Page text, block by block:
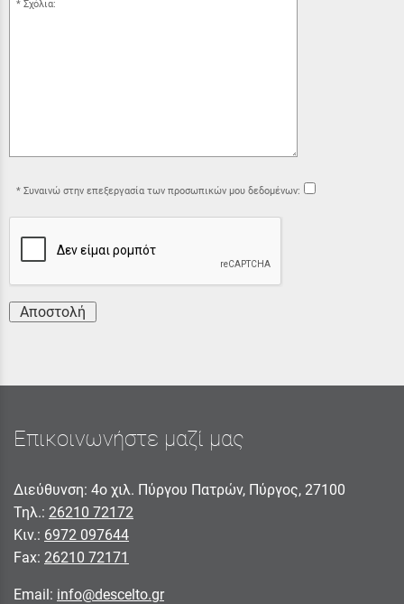
Σχόλια:
Συναινώ στην επεξεργασία των προσωπικών μου δεδομένων:
Αποστολή
Επικοινωνήστε μαζί μας
Διεύθυνση: 4ο χιλ. Πύργου Πατρών, Πύργος, 27100
Τηλ.: 26210 72172
Κιν.: 6972 097644
Fax: 26210 72171
Email: info@descelto.gr